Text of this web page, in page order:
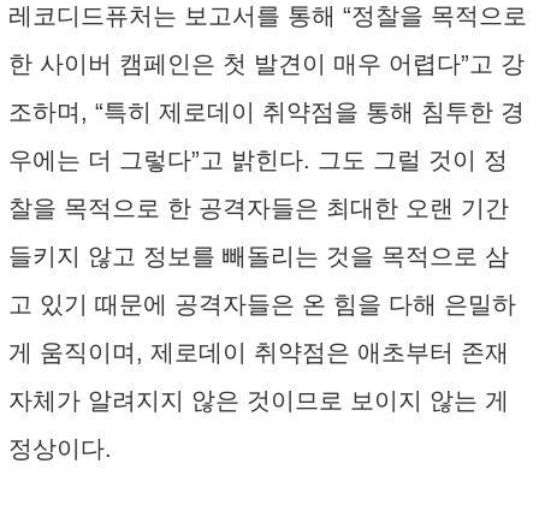
레코디드퓨처는 보고서를 통해 “정찰을 목적으로
한 사이버 캠페인은 첫 발견이 매우 어렵다”고 강
조하며, “특히 제로데이 취약점을 통해 침투한 경
우에는 더 그렇다”고 밝힌다. 그도 그럴 것이 정
찰을 목적으로 한 공격자들은 최대한 오랜 기간
들키지 않고 정보를 빼돌리는 것을 목적으로 삼
고 있기 때문에 공격자들은 온 힘을 다해 은밀하
게 움직이며, 제로데이 취약점은 애초부터 존재
자체가 알려지지 않은 것이므로 보이지 않는 게
정상이다.